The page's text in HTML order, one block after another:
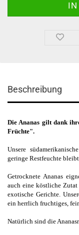
Beschreibung
Die Ananas gilt dank
Früchte".
Unsere
geringe Restfeuchte
Getrocknete Ananas
auch eine köstliche
exotische Gerichte.
ein herrlich fruchtiges,
Natürlich sind die